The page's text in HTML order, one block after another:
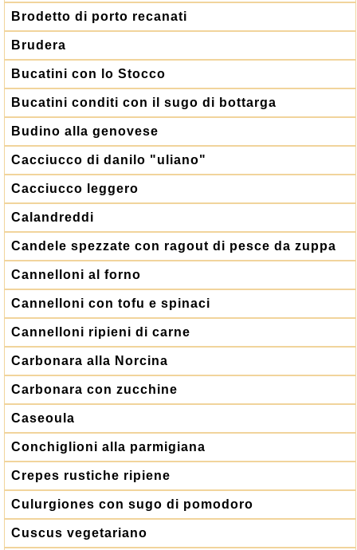
Brodetto di porto recanati
Brudera
Bucatini con lo Stocco
Bucatini conditi con il sugo di bottarga
Budino alla genovese
Cacciucco di danilo "uliano"
Cacciucco leggero
Calandreddi
Candele spezzate con ragout di pesce da zuppa
Cannelloni al forno
Cannelloni con tofu e spinaci
Cannelloni ripieni di carne
Carbonara alla Norcina
Carbonara con zucchine
Caseoula
Conchiglioni alla parmigiana
Crepes rustiche ripiene
Culurgiones con sugo di pomodoro
Cuscus vegetariano